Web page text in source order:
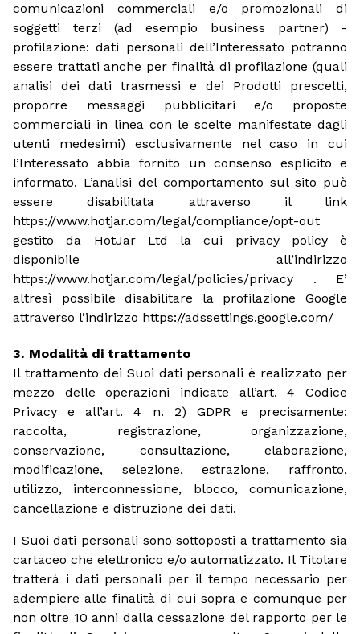
comunicazioni commerciali e/o promozionali di
soggetti terzi (ad esempio business partner) -
profilazione: dati personali dell’Interessato potranno
essere trattati anche per finalità di profilazione (quali
analisi dei dati trasmessi e dei Prodotti prescelti,
proporre messaggi pubblicitari e/o proposte
commerciali in linea con le scelte manifestate dagli
utenti medesimi) esclusivamente nel caso in cui
l’Interessato abbia fornito un consenso esplicito e
informato. L’analisi del comportamento sul sito può
essere disabilitata attraverso il link
https://www.hotjar.com/legal/compliance/opt-out
gestito da HotJar Ltd la cui privacy policy è
disponibile all’indirizzo
https://www.hotjar.com/legal/policies/privacy . E’
altresì possibile disabilitare la profilazione Google
attraverso l’indirizzo https://adssettings.google.com/
Modalità di trattamento
Il trattamento dei Suoi dati personali è realizzato per
mezzo delle operazioni indicate all’art. 4 Codice
Privacy e all’art. 4 n. 2) GDPR e precisamente:
raccolta, registrazione, organizzazione,
conservazione, consultazione, elaborazione,
modificazione, selezione, estrazione, raffronto,
utilizzo, interconnessione, blocco, comunicazione,
cancellazione e distruzione dei dati.
I Suoi dati personali sono sottoposti a trattamento sia
cartaceo che elettronico e/o automatizzato. Il Titolare
tratterà i dati personali per il tempo necessario per
adempiere alle finalità di cui sopra e comunque per
non oltre 10 anni dalla cessazione del rapporto per le